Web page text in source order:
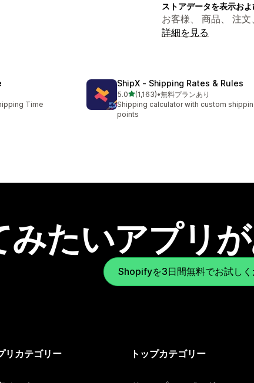
ストアデータを表示お
お客様、 商品、 注
詳細を見る
Time
ShipX ‑ Shipping Rates & Rules
5.05つ星中
(1,163)
合計レビュー数：1163件
•無料プランあり
Shipping calculator with custom
points
みたいアプリ
Shopifyを3日間無料でお試しく
リカテゴリー トップカテゴリー